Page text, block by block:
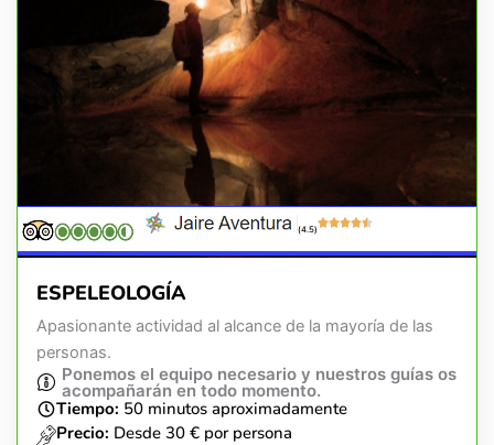
(4.5)
ESPELEOLOGÍA
Apasionante actividad al alcance de la mayoría de las
personas.
Ponemos el equipo necesario y nuestros guías os
acompañarán en todo momento.
Tiempo: 50 minutos aproximadamente
Precio: Desde 30 € por persona